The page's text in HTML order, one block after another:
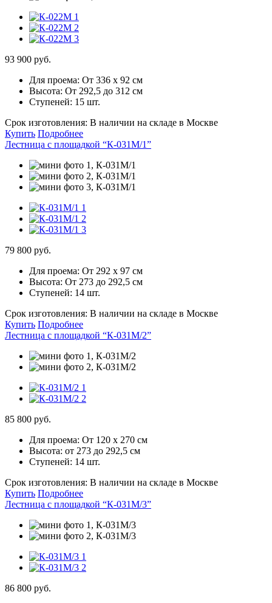
93 900 руб.
Для проема: От 336 х 92 см
Высота: От 292,5 до 312 см
Ступеней: 15 шт.
Срок изготовления: В наличии на складе в Москве
Купить Подробнее
Лестница с площадкой “К-031М/1”
79 800 руб.
Для проема: От 292 х 97 см
Высота: От 273 до 292,5 см
Ступеней: 14 шт.
Срок изготовления: В наличии на складе в Москве
Купить Подробнее
Лестница с площадкой “К-031М/2”
85 800 руб.
Для проема: От 120 х 270 см
Высота: от 273 до 292,5 см
Ступеней: 14 шт.
Срок изготовления: В наличии на складе в Москве
Купить Подробнее
Лестница с площадкой “К-031М/3”
86 800 руб.